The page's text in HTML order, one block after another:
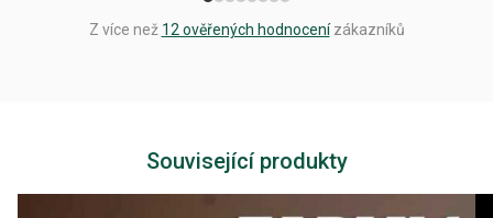
Z více než 12 ověřených hodnocenízákazníků
Související produkty